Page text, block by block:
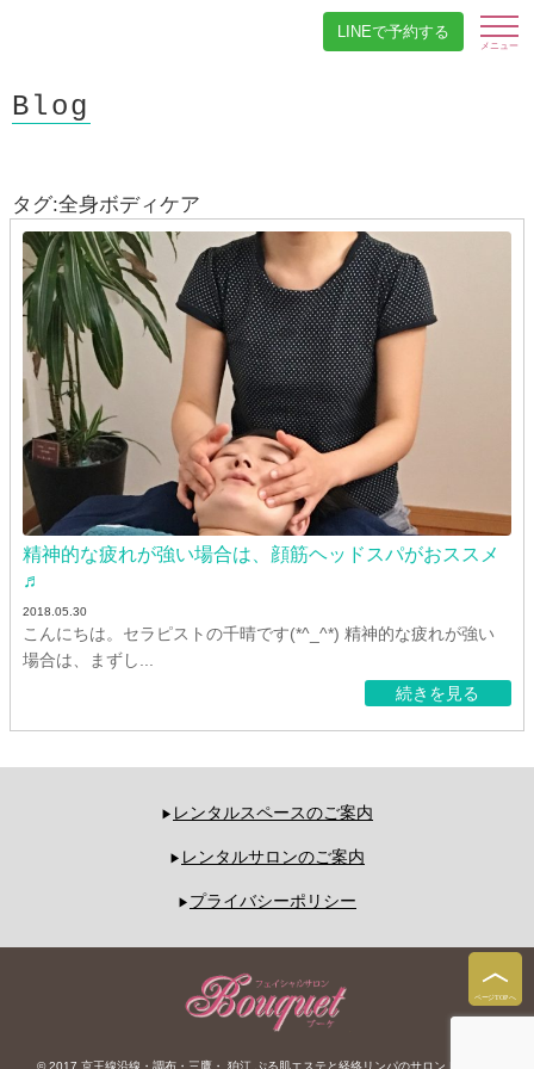
LINEで予約する
Blog
タグ:全身ボディケア
精神的な疲れが強い場合は、顔筋ヘッドスパがおススメ
♬
2018.05.30
こんにちは。セラピストの千晴です(*^_^*) 精神的な疲れが強い
場合は、まずし...
続きを見る
レンタルスペースのご案内
レンタルサロンのご案内
プライバシーポリシー
© 2017 京王線沿線・調布・三鷹・ 狛江 ぷる肌エステと経絡リンパのサロン Bouquet